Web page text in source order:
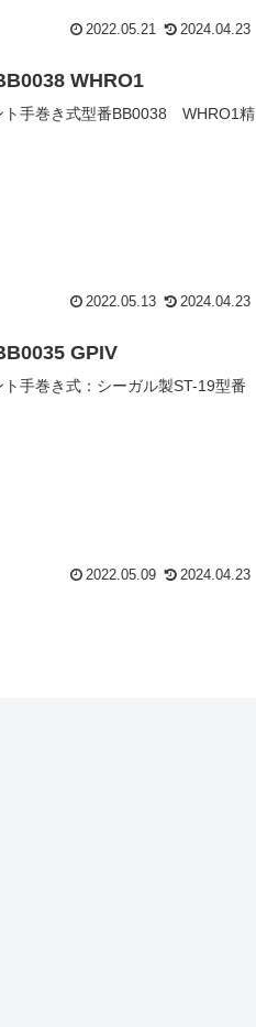
2022.05.21 2024.04.23
WHRO1
ト手巻き式型番BB0038 WHRO1精
2022.05.13 2024.04.23
GPIV
手巻き式：シーガル製ST-19型番
2022.05.09 2024.04.23